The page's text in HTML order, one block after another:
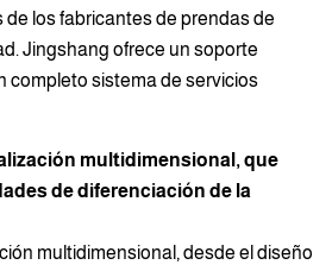
los fabricantes de prendas de
Jingshang ofrece un soporte
completo sistema de servicios
multidimensional, que
de diferenciación de la
multidimensional, desde el diseño